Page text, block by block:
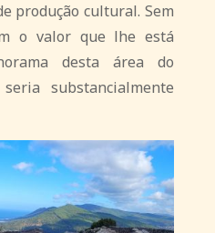
produção cultural. Sem
o valor que lhe está
desta área do
substancialmente